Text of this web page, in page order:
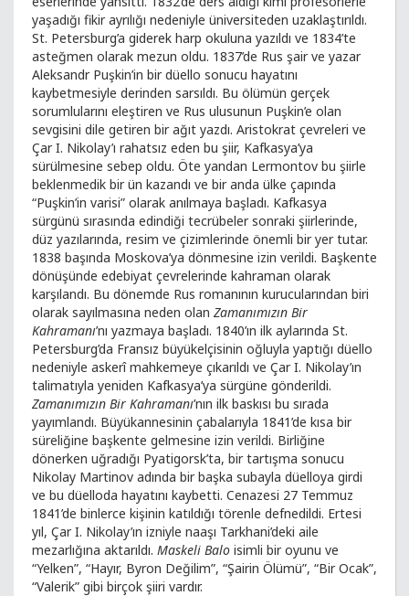
yaşadığı fikir ayrılığı nedeniyle üniversiteden uzaklaştırıldı.
St. Petersburg’a giderek harp okuluna yazıldı ve 1834’te
asteğmen olarak mezun oldu. 1837’de Rus şair ve yazar
Aleksandr Puşkin’in bir düello sonucu hayatını
kaybetmesiyle derinden sarsıldı. Bu ölümün gerçek
sorumlularını eleştiren ve Rus ulusunun Puşkin’e olan
sevgisini dile getiren bir ağıt yazdı. Aristokrat çevreleri ve
Çar I. Nikolay’ı rahatsız eden bu şiir, Kafkasya’ya
sürülmesine sebep oldu. Öte yandan Lermontov bu şiirle
beklenmedik bir ün kazandı ve bir anda ülke çapında
“Puşkin’in varisi” olarak anılmaya başladı. Kafkasya
sürgünü sırasında edindiği tecrübeler sonraki şiirlerinde,
düz yazılarında, resim ve çizimlerinde önemli bir yer tutar.
1838 başında Moskova’ya dönmesine izin verildi. Başkente
dönüşünde edebiyat çevrelerinde kahraman olarak
karşılandı. Bu dönemde Rus romanının kurucularından biri
olarak sayılmasına neden olan Zamanımızın Bir
Kahramanı’nı yazmaya başladı. 1840’ın ilk aylarında St.
Petersburg’da Fransız büyükelçisinin oğluyla yaptığı düello
nedeniyle askerî mahkemeye çıkarıldı ve Çar I. Nikolay’ın
talimatıyla yeniden Kafkasya’ya sürgüne gönderildi.
Zamanımızın Bir Kahramanı’nın ilk baskısı bu sırada
yayımlandı. Büyükannesinin çabalarıyla 1841’de kısa bir
süreliğine başkente gelmesine izin verildi. Birliğine
dönerken uğradığı Pyatigorsk’ta, bir tartışma sonucu
Nikolay Martinov adında bir başka subayla düelloya girdi
ve bu düelloda hayatını kaybetti. Cenazesi 27 Temmuz
1841’de binlerce kişinin katıldığı törenle defnedildi. Ertesi
yıl, Çar I. Nikolay’ın izniyle naaşı Tarkhani’deki aile
mezarlığına aktarıldı. Maskeli Balo isimli bir oyunu ve
“Yelken”, “Hayır, Byron Değilim”, “Şairin Ölümü”, “Bir Ocak”,
“Valerik” gibi birçok şiiri vardır.